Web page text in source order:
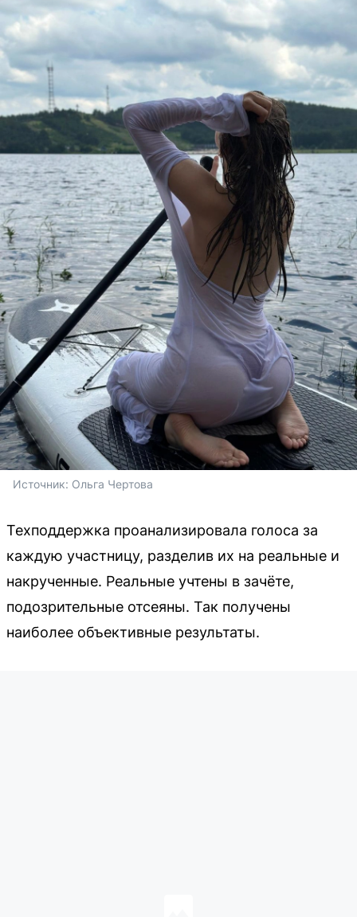
Источник: Ольга Чертова
Техподдержка проанализировала голоса за
каждую участницу, разделив их на реальные и
накрученные. Реальные учтены в зачёте,
подозрительные отсеяны. Так получены
наиболее объективные результаты.